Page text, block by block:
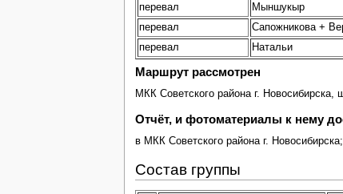
перевал
Мыншукыр
перевал
Сапожникова +
перевал
Натальи
Маршрут рассмотрен
МКК Советского района г. Новосибирска,
Отчёт, и фотоматериалы к нему
в МКК Советского района г.
Состав группы